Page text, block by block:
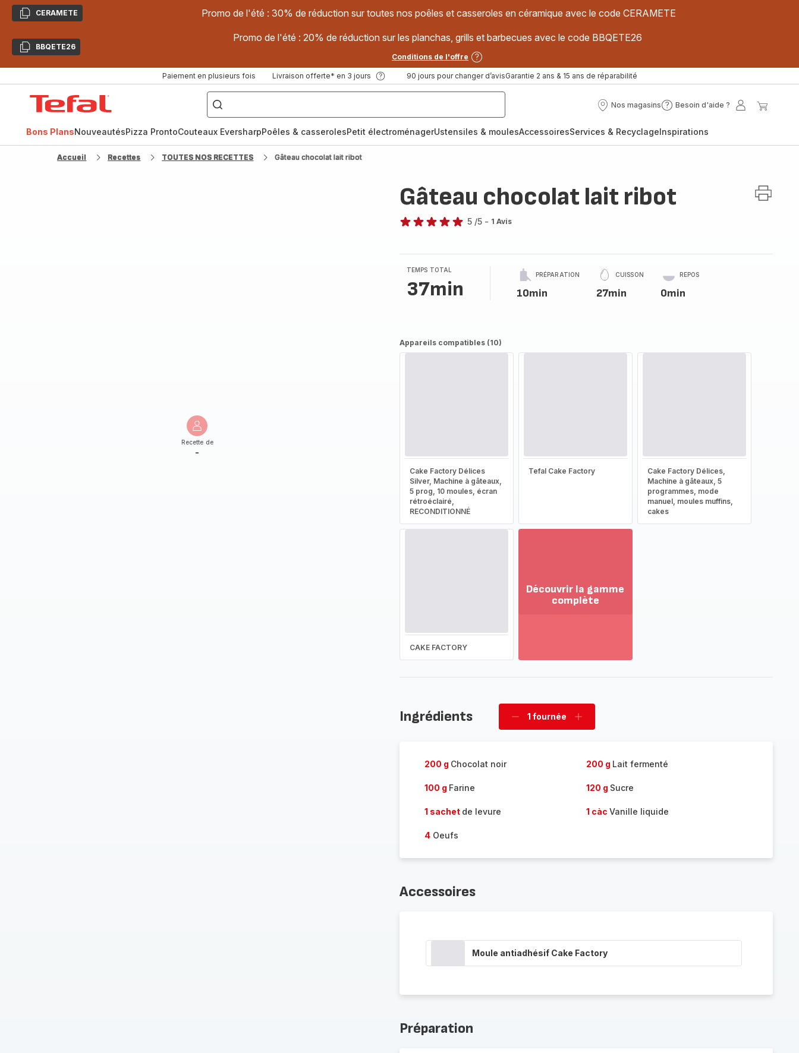
CopierCERAMETE Promo de l'été : 30% de réduction sur toutes nos poêles et casseroles en céramique avec le code CERAMETE
CopierBBQETE26
Promo de l'été : 20% de réduction sur les planchas, grills et barbecues avec le code BBQETE26
Conditions de l'offre
Paiement en plusieurs fois Livraison offerte* en 3 jours 90 jours pour changer d’avisGarantie 2 ans & 15 ans de réparabilité
["Poêles
inox,
Cake
Factory,
Nos magasins
Nos
Besoin d'aide ?
Besoin
?
Mon
Bons PlansNouveautésPizza ProntoCouteaux EversharpPoêles & casserolesPetit électroménagerUstensiles & moulesAccessoiresServices & RecyclageInspirations
Accueil Recettes TOUTES NOS RECETTES Gâteau chocolat lait ribot
Recette de
-
Gâteau chocolat lait ribot
étoiles
(moyenne)
5 /5 - 1 Avis
TEMPS TOTAL
37min
PRÉPARATION
10min
CUISSON
27min
REPOS
0min
Appareils compatibles (10)
Cake Factory Délices
Silver, Machine à gâteaux,
5 prog, 10 moules, écran
rétroéclairé,
RECONDITIONNÉ
Tefal Cake Factory
Cake Factory Délices,
Machine à gâteaux, 5
programmes, mode
manuel, moules muffins,
cakes
CAKE FACTORY
Découvrir la gamme
complète
la
Ingrédients
Supprimer
1 fournée
Ajouter
200 g Chocolat noir 200 g Lait fermenté
100 g Farine 120 g Sucre
1 sachet de levure 1 càc Vanille liquide
4Oeufs
Accessoires
Moule antiadhésif Cake Factory
Préparation